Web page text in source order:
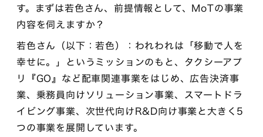
す。まずは若色さん、前提情報として、MoTの事業
内容を伺えますか？
若色さん（以下：若色）：われわれは「移動で人を
幸せに。」というミッションのもと、タクシーアプ
リ『GO』など配車関連事業をはじめ、広告決済事
業、乗務員向けソリューション事業、スマートドラ
イビング事業、次世代向けR&D向け事業と大きく5
つの事業を展開しています。